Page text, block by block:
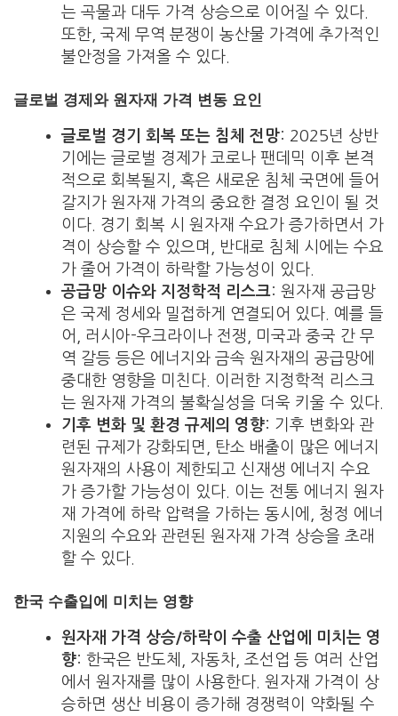
는 곡물과 대두 가격 상승으로 이어질 수 있다.
또한, 국제 무역 분쟁이 농산물 가격에 추가적인
불안정을 가져올 수 있다.
글로벌 경제와 원자재 가격 변동 요인
글로벌 경기 회복 또는 침체 전망: 2025년 상반
기에는 글로벌 경제가 코로나 팬데믹 이후 본격
적으로 회복될지, 혹은 새로운 침체 국면에 들어
갈지가 원자재 가격의 중요한 결정 요인이 될 것
이다. 경기 회복 시 원자재 수요가 증가하면서 가
격이 상승할 수 있으며, 반대로 침체 시에는 수요
가 줄어 가격이 하락할 가능성이 있다.
공급망 이슈와 지정학적 리스크: 원자재 공급망
은 국제 정세와 밀접하게 연결되어 있다. 예를 들
어, 러시아-우크라이나 전쟁, 미국과 중국 간 무
역 갈등 등은 에너지와 금속 원자재의 공급망에
중대한 영향을 미친다. 이러한 지정학적 리스크
는 원자재 가격의 불확실성을 더욱 키울 수 있다.
기후 변화 및 환경 규제의 영향: 기후 변화와 관
련된 규제가 강화되면, 탄소 배출이 많은 에너지
원자재의 사용이 제한되고 신재생 에너지 수요
가 증가할 가능성이 있다. 이는 전통 에너지 원자
재 가격에 하락 압력을 가하는 동시에, 청정 에너
지원의 수요와 관련된 원자재 가격 상승을 초래
할 수 있다.
한국 수출입에 미치는 영향
원자재 가격 상승/하락이 수출 산업에 미치는 영
향: 한국은 반도체, 자동차, 조선업 등 여러 산업
에서 원자재를 많이 사용한다. 원자재 가격이 상
승하면 생산 비용이 증가해 경쟁력이 약화될 수